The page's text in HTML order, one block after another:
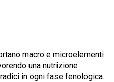
macro e microelementi
una nutrizione
in ogni fase fenologica.